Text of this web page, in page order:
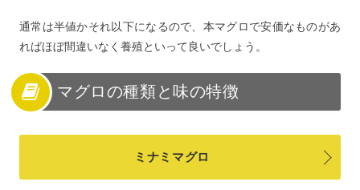
通常は半値かそれ以下になるので、本マグロで安価なものがあ
ればほぼ間違いなく養殖といって良いでしょう。
マグロの種類と味の特徴
ミナミマグロ